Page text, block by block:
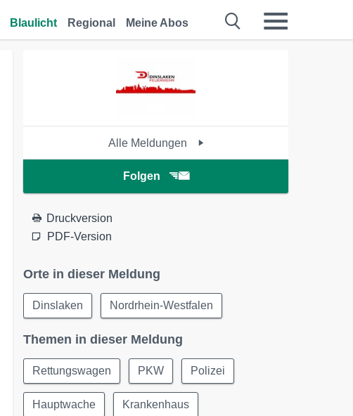
Blaulicht Regional Meine Abos
Alle Meldungen
Folgen
Druckversion
PDF-Version
Orte in dieser Meldung
Dinslaken Nordrhein-Westfalen
Themen in dieser Meldung
Rettungswagen PKW Polizei
Hauptwache Krankenhaus